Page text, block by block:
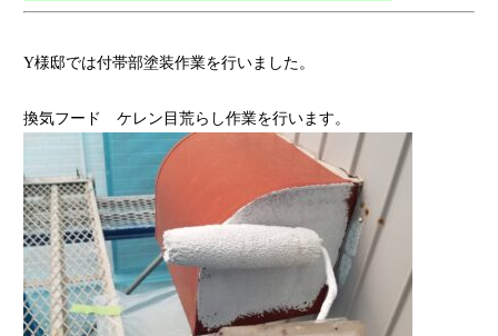
Y様邸では付帯部塗装作業を行いました。
換気フード ケレン目荒らし作業を行います。